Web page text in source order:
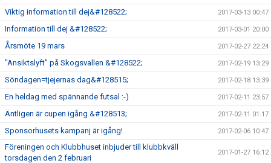
Viktig information till dej&#128522; 2017-03-13 00:47
Information till dej &#128522; 2017-03-01 20:00
Årsmöte 19 mars 2017-02-27 22:24
"Ansiktslyft" på Skogsvallen &#128522; 2017-02-19 13:29
Söndagen=tjejernas dag&#128515; 2017-02-18 13:39
En heldag med spännande futsal :-) 2017-02-11 23:57
Äntligen är cupen igång &#128513; 2017-02-11 01:17
Sponsorhusets kampanj är igång! 2017-02-06 10:47
Föreningen och Klubbhuset inbjuder till klubbkväll
torsdagen den 2 februari
2017-01-27 16:12